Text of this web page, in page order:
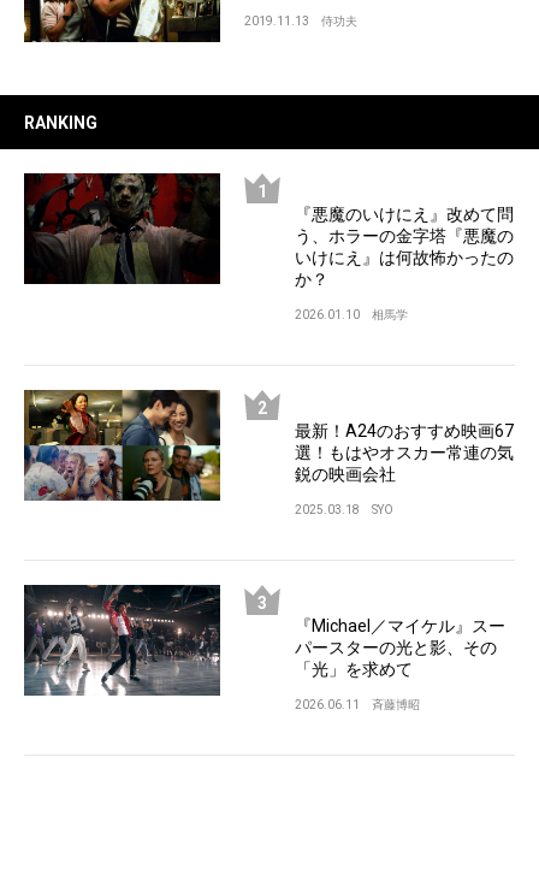
2019.11.13 侍功夫
RANKING
『悪魔のいけにえ』改めて問
う、ホラーの金字塔『悪魔の
いけにえ』は何故怖かったの
か？
2026.01.10 相馬学
最新！A24のおすすめ映画67
選！もはやオスカー常連の気
鋭の映画会社
2025.03.18 SYO
『Michael／マイケル』スー
パースターの光と影、その
「光」を求めて
2026.06.11 斉藤博昭